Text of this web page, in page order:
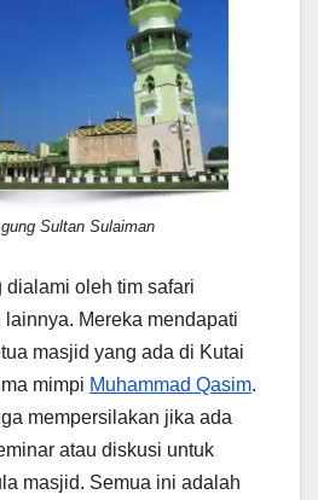
Sultan Sulaiman
dialami oleh tim safari
Mereka mendapati
masjid yang ada di Kutai
mimpi Muhammad Qasim.
mempersilakan jika ada
atau diskusi untuk
masjid. Semua ini adalah